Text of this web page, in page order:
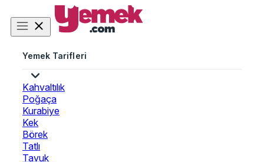
Yemek Tarifleri
Kahvaltılık
Poğaça
Kurabiye
Kek
Börek
Tatlı
Tavuk